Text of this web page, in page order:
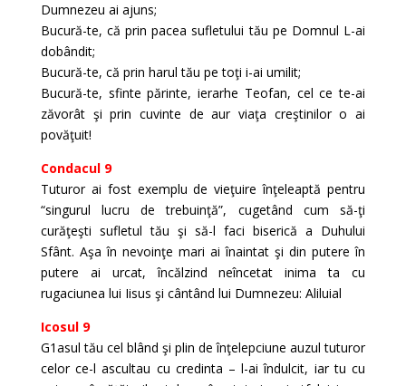
Dumnezeu ai ajuns;
Bucură-te, că prin pacea sufletului tău pe Domnul L-ai
dobândit;
Bucură-te, că prin harul tău pe toţi i-ai umilit;
Bucură-te, sfinte părinte, ierarhe Teofan, cel ce te-ai
zăvorât şi prin cuvinte de aur viaţa creştinilor o ai
povăţuit!
Condacul 9
Tuturor ai fost exemplu de vieţuire înţeleaptă pentru
“singurul lucru de trebuinţă”, cugetând cum să-ţi
curăţeşti sufletul tău şi să-l faci biserică a Duhului
Sfânt. Aşa în nevoinţe mari ai înaintat şi din putere în
putere ai urcat, încălzind neîncetat inima ta cu
rugaciunea lui Iisus şi cântând lui Dumnezeu: Aliluial
Icosul 9
G1asul tău cel blând şi plin de înţelepciune auzul tuturor
celor ce-l ascultau cu credinta – l-ai îndulcit, iar tu cu